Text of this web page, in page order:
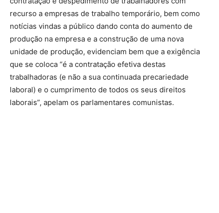
recurso a empresas de trabalho temporário, bem como
notícias vindas a público dando conta do aumento de
produção na empresa e a construção de uma nova
unidade de produção, evidenciam bem que a exigência
que se coloca “é a contratação efetiva destas
trabalhadoras (e não a sua continuada precariedade
laboral) e o cumprimento de todos os seus direitos
laborais”, apelam os parlamentares comunistas.